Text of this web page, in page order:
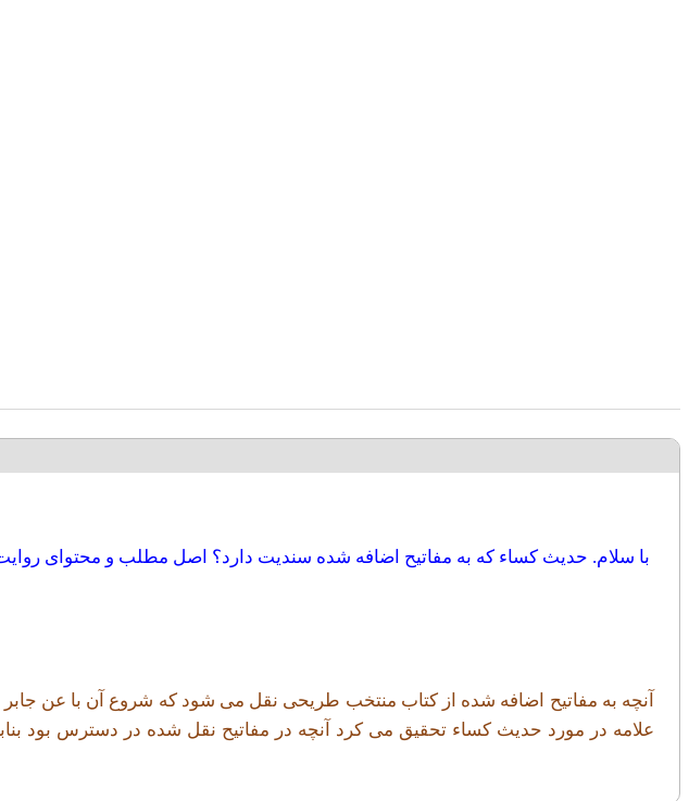
با سلام. حدیث کساء که به مفاتیح اضافه شده سندیت دارد؟ اصل مطلب و محتوای
آنچه به مفاتیح اضافه شده از کتاب منتخب طریحی نقل می شود که شروع آن با عن
علامه در مورد حدیث کساء تحقیق می کرد آنچه در مفاتیح نقل شده در دسترس بود